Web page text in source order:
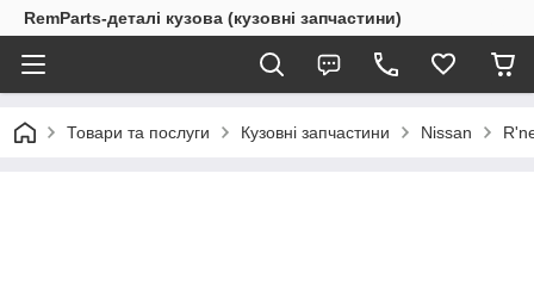
RemParts-деталі кузова (кузовні запчастини)
Товари та послуги Кузовні запчастини Nissan